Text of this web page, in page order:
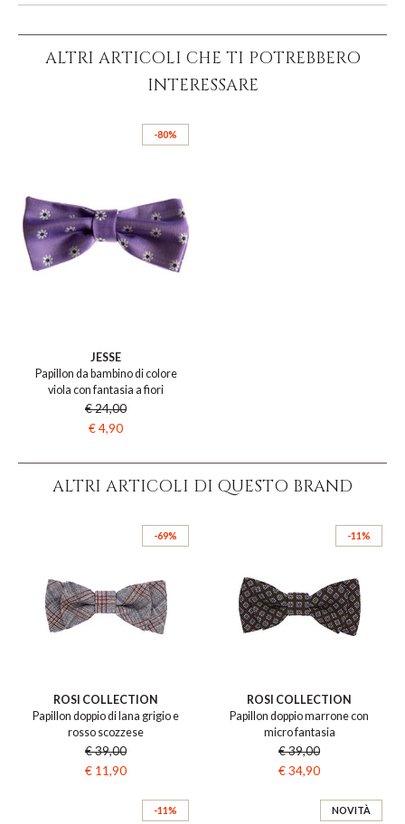
ALTRI ARTICOLI CHE TI POTREBBERO
INTERESSARE
-80%
JESSE
Papillon da bambino di colore
viola con fantasia a fiori
€ 24,00
€ 4,90
ALTRI ARTICOLI DI QUESTO BRAND
-69%
ROSI COLLECTION
Papillon doppio di lana grigio e
rosso scozzese
€ 39,00
€ 11,90
-11%
ROSI COLLECTION
Papillon doppio marrone con
micro fantasia
€ 39,00
€ 34,90
-11% NOVITÀ